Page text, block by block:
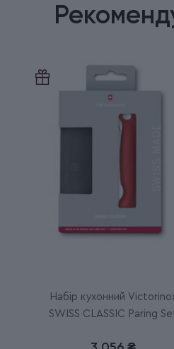
Набір кухонний
SWISS CLASSIC Paring